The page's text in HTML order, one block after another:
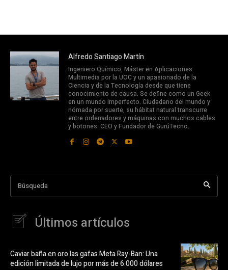
Alfredo Santiago Martín
Ingeniero Químico, Máster en Aplicaciones
Multimedia por la UOC y un apasionado de la
Ciencia y de la Tecnología desde que tiene
conocimiento de causa. Se define como un Geek
en un mundo imperfecto. Ciudadano del mundo y
nómada por suerte, su hábitat natural transcurre
entre ordenadores y máquinas con muchos cables
y botones. CEO y Fundador de GurúTecno.
Búsqueda
Últimos artículos
Caviar baña en oro las gafas Meta Ray-Ban: Una
edición limitada de lujo por más de 6.000 dólares